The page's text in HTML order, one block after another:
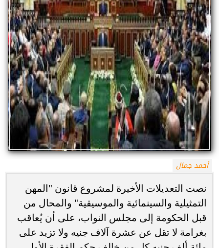
أحمد جمال
نصت التعديلات الأخيرة لمشروع قانون "المهن
التمثيلية والسينمائية والموسيقية" والمحال من
قبل الحكومة إلى مجلس النواب، على أن يُعاقب
بغرامة لا تقل عن عشرة آلاف جنيه ولا تزيد على